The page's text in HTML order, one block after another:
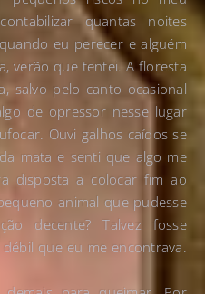
quantas noites
eu perecer e alguém
verão que tentei. A floresta
salvo pelo canto ocasional
de opressor nesse lugar
Ouvi galhos caídos se
mata e senti que algo me
disposta a colocar fim ao
animal que pudesse
decente? Talvez fosse
que eu me encontrava.